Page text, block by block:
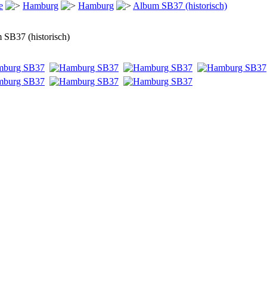
Hamburg Hamburg Album SB37 (historisch)
SB37 (historisch)